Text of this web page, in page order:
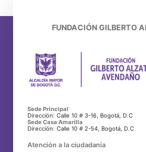
FUNDACIÓN GILBERTO
Sede Principal
Dirección: Calle 10 # 3-16, Bogotá, D.C
Sede Casa Amarilla
Dirección: Calle 10 # 2-54, Bogotá, D.C
Atención a la ciudadanía